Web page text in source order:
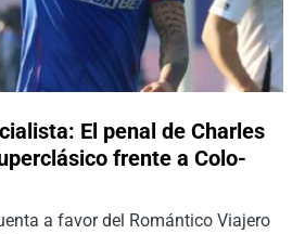
El penal de Charles
frente a Colo-
a favor del Romántico Viajero